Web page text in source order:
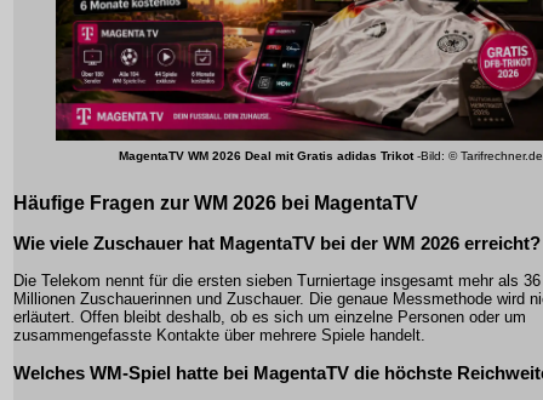
MagentaTV WM 2026 Deal mit Gratis adidas Trikot-Bild: © Tarifrechner.de
Häufige Fragen zur WM 2026 bei MagentaTV
Wie viele Zuschauer hat MagentaTV bei der WM 2026 erreicht?
Die Telekom nennt für die ersten sieben Turniertage insgesamt mehr als 36
Millionen Zuschauerinnen und Zuschauer. Die genaue Messmethode wird
erläutert. Offen bleibt deshalb, ob es sich um einzelne Personen oder um
zusammengefasste Kontakte über mehrere Spiele handelt.
Welches WM-Spiel hatte bei MagentaTV die höchste